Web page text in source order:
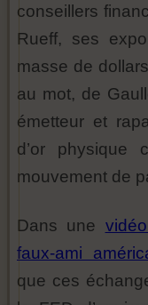
conseillers
Rueff, ses
masse de
au mot, de
émetteur et
d’or physique
mouvement de
Dans une
faux-ami
que ces